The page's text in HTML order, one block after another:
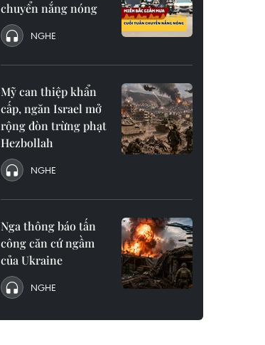
chuyển nắng nóng
NGHE
Mỹ can thiệp khẩn
cấp, ngăn Israel mở
rộng đòn trừng phạt
Hezbollah
NGHE
Nga thông báo tấn
công căn cứ ngầm
của Ukraine
NGHE